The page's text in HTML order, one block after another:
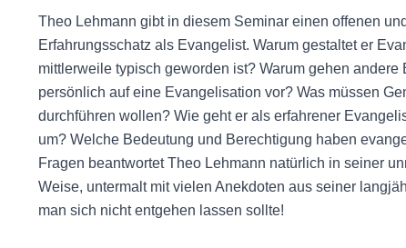
Theo Lehmann gibt in diesem Seminar einen offenen
Erfahrungsschatz als Evangelist. Warum gestaltet er
mittlerweile typisch geworden ist? Warum gehen
persönlich auf eine Evangelisation vor? Was müssen
durchführen wollen? Wie geht er als erfahrener
um? Welche Bedeutung und Berechtigung haben
Fragen beantwortet Theo Lehmann natürlich in seiner
Weise, untermalt mit vielen Anekdoten aus seiner
man sich nicht entgehen lassen sollte!